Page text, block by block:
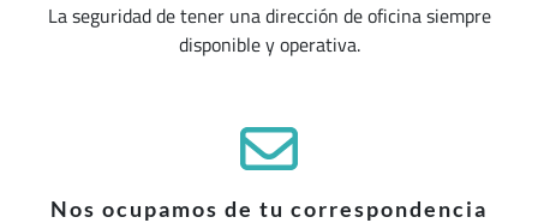
La seguridad de tener una dirección de oficina siempre
disponible y operativa.
Nos ocupamos de tu correspondencia